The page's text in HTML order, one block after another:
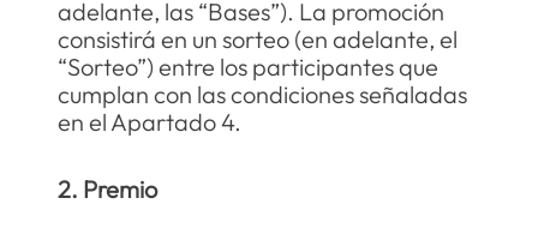
adelante, las “Bases”). La promoción
consistirá en un sorteo (en adelante, el
“Sorteo”) entre los participantes que
cumplan con las condiciones señaladas
en el Apartado 4.
2. Premio